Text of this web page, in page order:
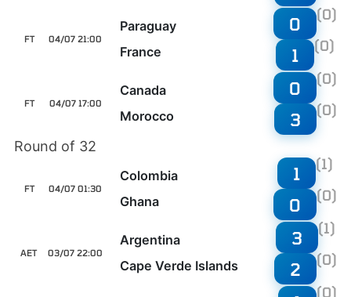
04/07 21:00
FT
Paraguay
France
0 (0)
1 (0)
04/07 17:00
FT
Canada
Morocco
0 (0)
3 (0)
Round of 32
04/07 01:30
FT
Colombia
Ghana
1 (1)
0 (0)
03/07 22:00
AET
Argentina
Cape Verde Islands
3 (1)
2 (0)
(0)